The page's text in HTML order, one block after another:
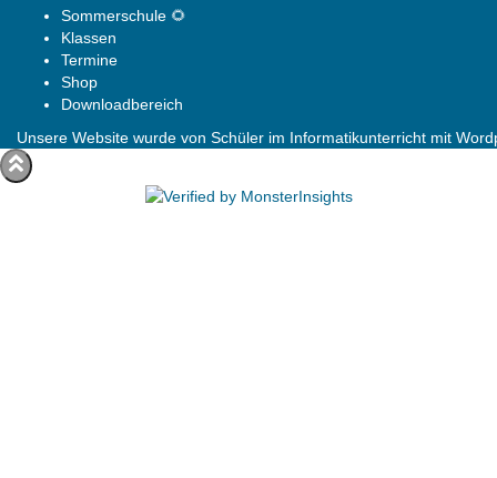
Sommerschule 🌻
Klassen
Termine
Shop
Downloadbereich
Unsere Website wurde von Schüler im Informatikunterricht mit